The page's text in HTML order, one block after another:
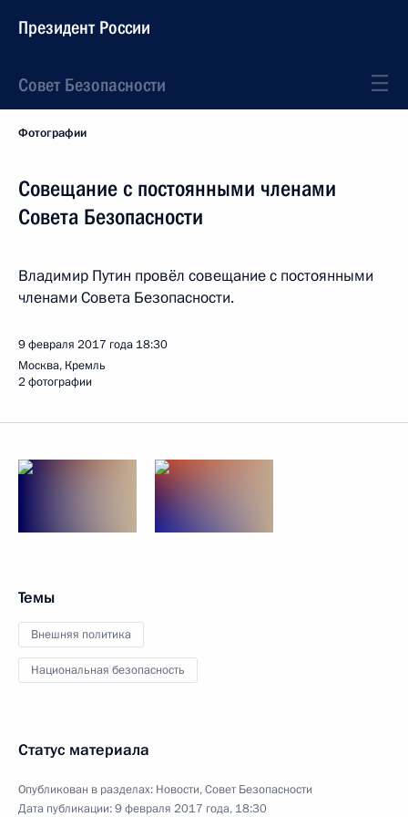
Президент России
Совет Безопасности
Фотографии
Совещание с постоянными членами
Совета Безопасности
Владимир Путин провёл совещание с постоянными
членами Совета Безопасности.
9 февраля 2017 года 18:30
Москва, Кремль
2 фотографии
Темы
Внешняя политика
Национальная безопасность
Статус материала
Опубликован в разделах: Новости,Совет Безопасности
Дата публикации:9 февраля 2017 года, 18:30